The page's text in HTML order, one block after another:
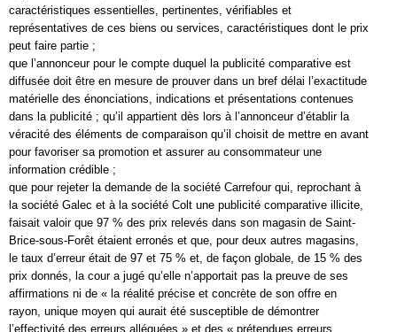
caractéristiques essentielles, pertinentes, vérifiables et
représentatives de ces biens ou services, caractéristiques dont le prix
peut faire partie ;
que l’annonceur pour le compte duquel la publicité comparative est
diffusée doit être en mesure de prouver dans un bref délai l’exactitude
matérielle des énonciations, indications et présentations contenues
dans la publicité ; qu’il appartient dès lors à l’annonceur d’établir la
véracité des éléments de comparaison qu’il choisit de mettre en avant
pour favoriser sa promotion et assurer au consommateur une
information crédible ;
que pour rejeter la demande de la société Carrefour qui, reprochant à
la société Galec et à la société Colt une publicité comparative illicite,
faisait valoir que 97 % des prix relevés dans son magasin de Saint-
Brice-sous-Forêt étaient erronés et que, pour deux autres magasins,
le taux d’erreur était de 97 et 75 % et, de façon globale, de 15 % des
prix donnés, la cour a jugé qu’elle n’apportait pas la preuve de ses
affirmations ni de « la réalité précise et concrète de son offre en
rayon, unique moyen qui aurait été susceptible de démontrer
l’effectivité des erreurs alléguées » et des « prétendues erreurs